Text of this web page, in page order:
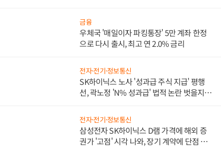
금융
우체국 '매일이자 파킹통장' 5만 계좌 한정
으로 다시 출시, 최고 연 2.0% 금리
전자·전기·정보통신
SK하이닉스 노사 '성과급 주식 지급' 평행
선, 곽노정 'N% 성과급' 법적 논란 벗을지 주
전자·전기·정보통신
삼성전자 SK하이닉스 D램 가격에 해외 증
권가 '고점' 시각 나와, 장기 계약에 단점 부